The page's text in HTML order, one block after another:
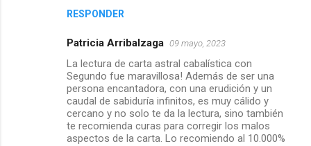
RESPONDER
Patricia Arribalzaga 09 mayo, 2023
La lectura de carta astral cabalística con
Segundo fue maravillosa! Además de ser una
persona encantadora, con una erudición y un
caudal de sabiduría infinitos, es muy cálido y
cercano y no solo te da la lectura, sino también
te recomienda curas para corregir los malos
aspectos de la carta. Lo recomiendo al 10.000%